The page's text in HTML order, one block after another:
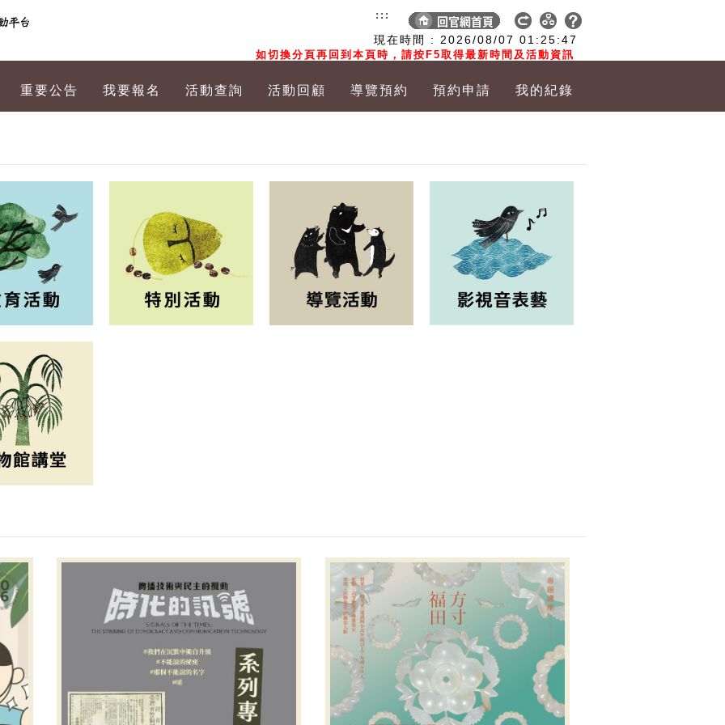
現在時間 : 2026/08/07 01:25:48
如切換分頁再回到本頁時，請按F5取得最新時間及活動資訊
:::
重要公告 我要報名 活動查詢 活動回顧 導覽預約 預約申請 我的紀錄